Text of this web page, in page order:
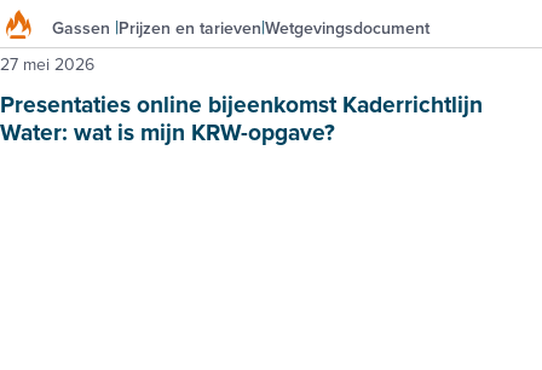
Gassen Prijzen en tarieven Wetgevingsdocument
Presentaties online bijeenkomst Kaderrichtlijn
Water: wat is mijn KRW-opgave?
27 mei 2026